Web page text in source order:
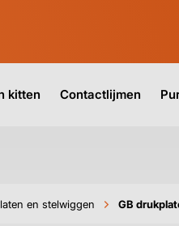
kitten Contactlijmen
en stelwiggen GB